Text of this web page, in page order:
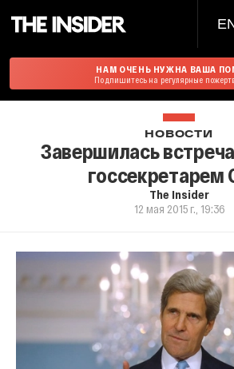
НАМ ОЧЕНЬ НУЖНА ВАША
Подпишитесь на регулярные
НОВОСТИ
Завершилась
The Insider
12 мая 2015 г., 19:36